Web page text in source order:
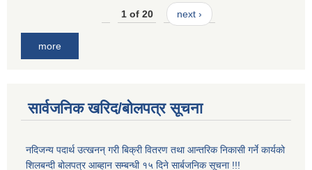
1 of 20 next ›
more
सार्वजनिक खरिद/बोलपत्र सूचना
नदिजन्य पदार्थ उत्खनन् गरी बिक्री वितरण तथा आन्तरिक निकासी गर्ने कार्यको
शिलबन्दी बोलपत्र आब्हान सम्बन्धी १५ दिने सार्बजनिक सूचना !!!